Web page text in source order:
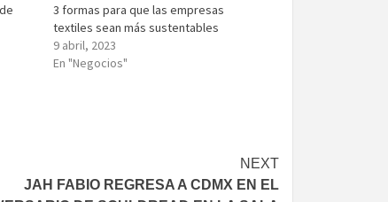
3 formas para que las empresas
textiles sean más sustentables
9 abril, 2023
En "Negocios"
NEXT
JAH FABIO REGRESA A CDMX EN EL